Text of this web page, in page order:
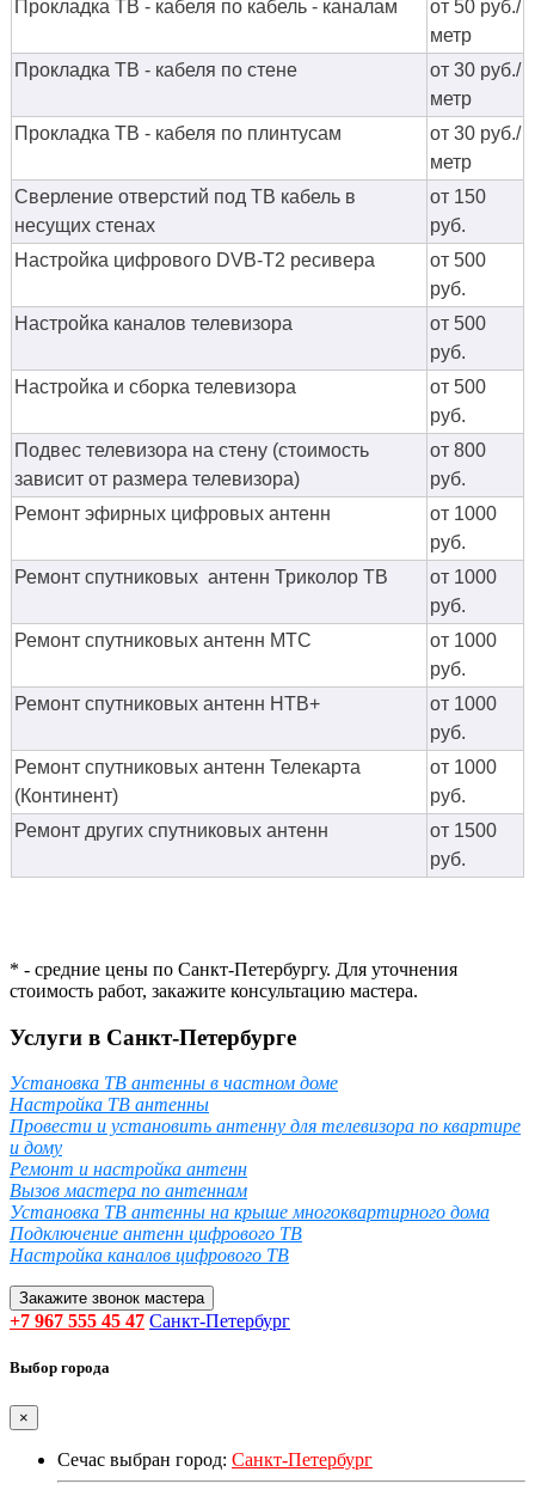
Прокладка ТВ - кабеля по кабель - каналам
от 50 руб./
метр
Прокладка ТВ - кабеля по стене
от 30 руб./
метр
Прокладка ТВ - кабеля по плинтусам
от 30 руб./
метр
Сверление отверстий под ТВ кабель в
несущих стенах
от 150
руб.
Настройка цифрового DVB-T2 ресивера
от 500
руб.
Настройка каналов телевизора
от 500
руб.
Настройка и сборка телевизора
от 500
руб.
Подвес телевизора на стену (стоимость
зависит от размера телевизора)
от 800
руб.
Ремонт эфирных цифровых антенн
от 1000
руб.
Ремонт спутниковых антенн Триколор ТВ
от 1000
руб.
Ремонт спутниковых антенн МТС
от 1000
руб.
Ремонт спутниковых антенн НТВ+
от 1000
руб.
Ремонт спутниковых антенн Телекарта
(Континент)
от 1000
руб.
Ремонт других спутниковых антенн
от 1500
руб.
* - средние цены по Санкт-Петербургу. Для уточнения
стоимость работ, закажите консультацию мастера.
Услуги в Санкт-Петербурге
Установка ТВ антенны в частном доме
Настройка ТВ антенны
Провести и установить антенну для телевизора по квартире
и дому
Ремонт и настройка антенн
Вызов мастера по антеннам
Установка ТВ антенны на крыше многоквартирного дома
Подключение антенн цифрового ТВ
Настройка каналов цифрового ТВ
Закажите звонок мастера
+7 967 555 45 47 Санкт-Петербург
Выбор города
×
Сечас выбран город: Санкт-Петербург